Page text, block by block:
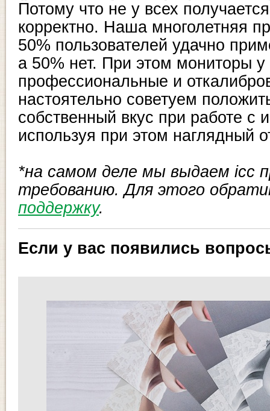
Потому что не у всех
корректно. Наша многолетняя
50% пользователей удачно
а 50% нет. При этом мониторы у
профессиональные и
настоятельно советуем
собственный вкус при работе с
используя при этом наглядный
*на самом деле мы выдаем icc
требованию. Для этого
поддержку.
Если у вас появились